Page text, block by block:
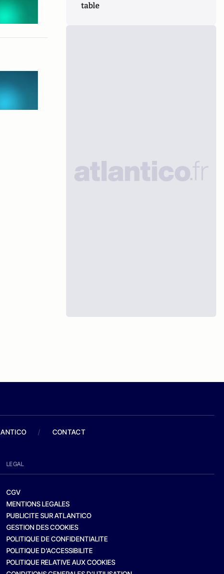
table
/ CONTACT
LEGAL
CGV
MENTIONS LEGALES
PUBLICITE SUR ATLANTICO
GESTION DES COOKIES
POLITIQUE DE CONFIDENTIALITE
POLITIQUE D’ACCESSIBILITE
POLITIQUE RELATIVE AUX COOKIES